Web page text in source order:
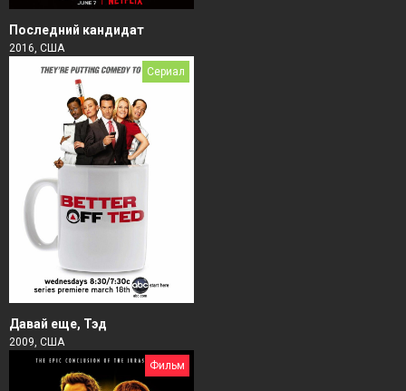
Последний кандидат
2016, США
Сериал
Давай еще, Тэд
2009, США
Фильм